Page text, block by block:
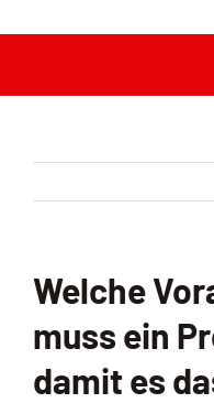
Die Zeichenfamilie
Zeichennutzung
Unterlagen
Welche
muss ein
damit es